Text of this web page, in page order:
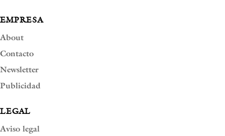
EMPRESA
About
Contacto
Newsletter
Publicidad
LEGAL
Aviso legal